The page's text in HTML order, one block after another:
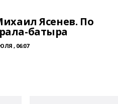
Ясенев. По
батыра
, 06:07